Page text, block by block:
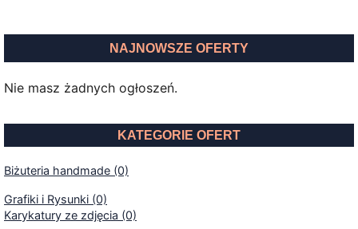
NAJNOWSZE OFERTY
Nie masz żadnych ogłoszeń.
KATEGORIE OFERT
Biżuteria handmade (0)
Grafiki i Rysunki (0)
Karykatury ze zdjęcia (0)